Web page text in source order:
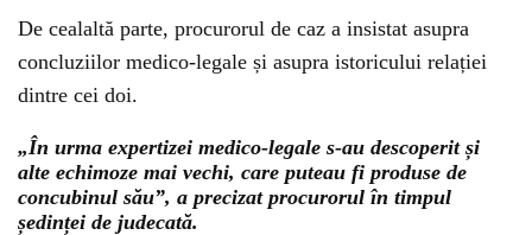
De cealaltă parte, procurorul de caz a insistat asupra
concluziilor medico-legale și asupra istoricului relației
dintre cei doi.
„În urma expertizei medico-legale s-au descoperit și
alte echimoze mai vechi, care puteau fi produse de
concubinul său”, a precizat procurorul în timpul
ședinței de judecată.